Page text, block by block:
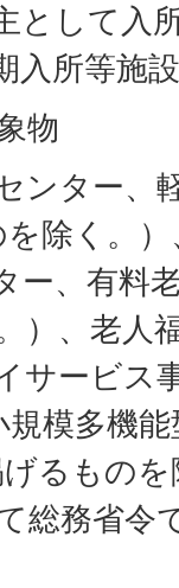
として入
入所等施
物
ンター、
を除く。
ー、有料
）、老人
サービス
模多機
るもの
総務省令